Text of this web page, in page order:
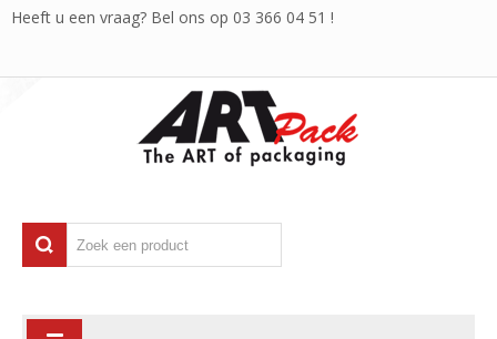
Heeft u een vraag? Bel ons op 03 366 04 51 !